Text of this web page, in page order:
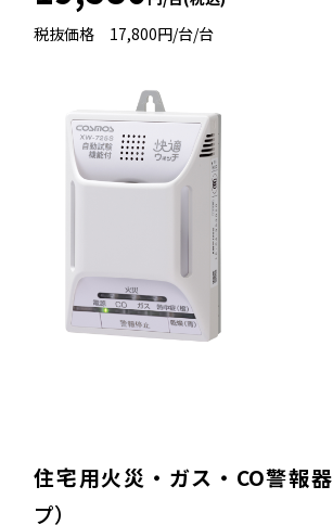
税抜価格 17,800円/台/台
住宅用火災・ガス・CO警報器
プ）